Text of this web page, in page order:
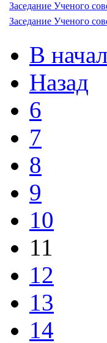
Заседание Ученого
Заседание Ученого
В
Назад
6
7
8
9
10
11
12
13
14